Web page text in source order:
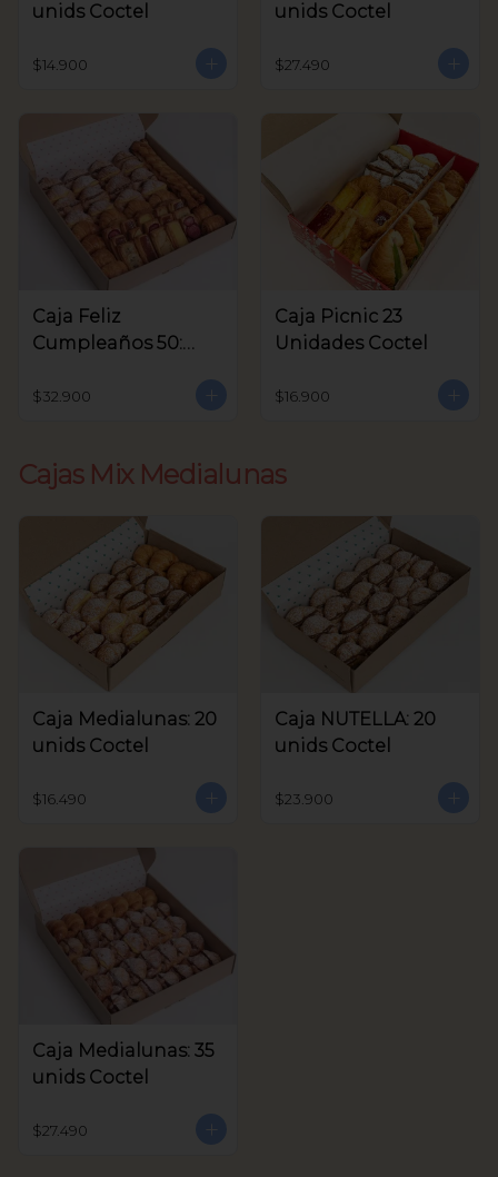
unids Coctel
$14.900
unids Coctel
$27.490
Caja Feliz
Cumpleaños 50:
$32.900
Caja Picnic 23
Unidades Coctel
$16.900
Cajas Mix Medialunas
Caja Medialunas: 20
unids Coctel
$16.490
Caja NUTELLA: 20
unids Coctel
$23.900
Caja Medialunas: 35
unids Coctel
$27.490